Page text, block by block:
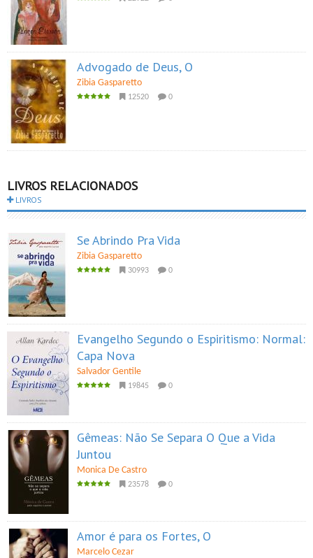
Advogado de Deus, O
Zibia Gasparetto
12520 0
LIVROS RELACIONADOS
LIVROS
Se Abrindo Pra Vida
Zibia Gasparetto
30993 0
Evangelho Segundo o Espiritismo: Normal:
Capa Nova
Salvador Gentile
19845 0
Gêmeas: Não Se Separa O Que a Vida
Juntou
Monica De Castro
23578 0
Amor é para os Fortes, O
Marcelo Cezar